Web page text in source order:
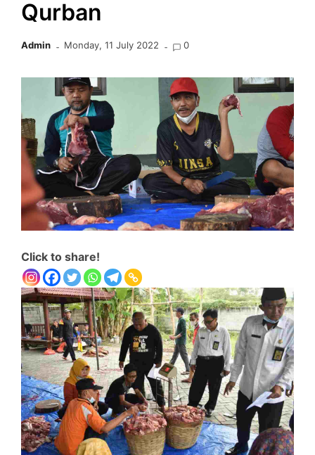
Qurban
Admin Monday, 11 July 2022 0
Click to share!